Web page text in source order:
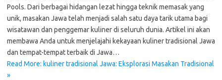
Pools. Dari berbagai hidangan lezat hingga teknik memasak yang
unik, masakan Jawa telah menjadi salah satu daya tarik utama bagi
wisatawan dan penggemar kuliner di seluruh dunia. Artikel ini akan
membawa Anda untuk menjelajahi kekayaan kuliner tradisional Jawa
dan tempat-tempat terbaik di Jawa…
Read More: kuliner tradisional Jawa: Eksplorasi Masakan Tradisional
»